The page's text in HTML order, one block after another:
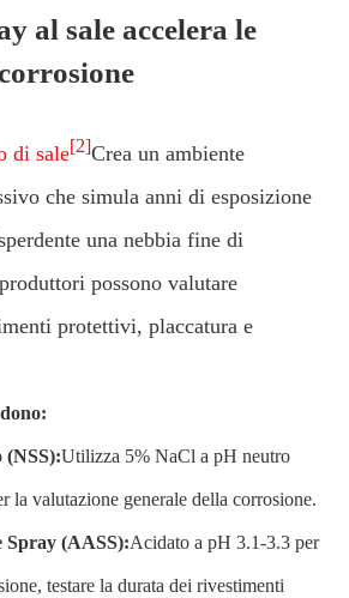
al sale accelera le
di sale[2]Crea un ambiente
che simula anni di esposizione
una nebbia fine di
possono valutare
protettivi, placcatura e
(NSS):Utilizza 5% NaCl a pH neutro
la valutazione generale della corrosione.
Spray (AASS):Acidato a pH 3.1-3.3 per
testare la durata dei rivestimenti